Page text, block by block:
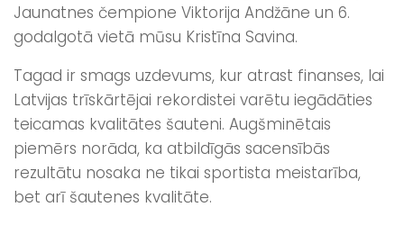
Jaunatnes čempione Viktorija Andžāne un 6.
godalgotā vietā mūsu Kristīna Savina.
Tagad ir smags uzdevums, kur atrast finanses, lai
Latvijas trīskārtējai rekordistei varētu iegādāties
teicamas kvalitātes šauteni. Augšminētais
piemērs norāda, ka atbildīgās sacensībās
rezultātu nosaka ne tikai sportista meistarība,
bet arī šautenes kvalitāte.